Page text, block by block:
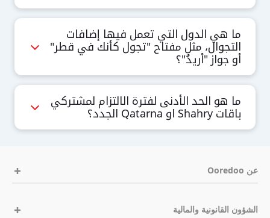
ما هي الدول التي تعمل فيها إضافات
التجوال، مثل مفتاح "تجول كأنك في قطر"
أو جواز "أريدُ"؟
ما هو الحد الأدنى لفترة الالتزام لمشتركي
باقات Shahry او Qatarna الجدد؟
عن Ooredoo
الشؤون القانونية والمالية